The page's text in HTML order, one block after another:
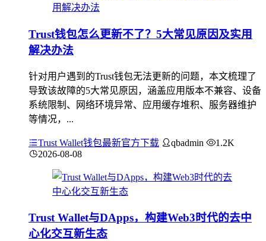
Trust钱包怎么更新不了？5大常见原因及实用
解决办法
针对用户遇到的Trust钱包无法更新的问题，本文梳理了
导致该故障的5大常见原因，涵盖应用版本不兼容、设备
系统限制、网络环境异常、应用缓存堆积、服务器维护
等情况，...
Trust Wallet钱包最新官方下载 qbadmin
1.2K
2026-08-08
Trust Wallet与DApps，构建Web3时代的去中
心化交互新生态